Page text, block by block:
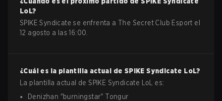
LoL?
SPIKE Syndicate se enfrenta a The Secret Club Esport el
12 agosto a las 16:00.
¿Cuál es la plantilla actual de SPIKE Syndicate LoL?
La plantilla actual deSPIKE Syndicate LoL
es:
Denizhan "burningstar" Tongur